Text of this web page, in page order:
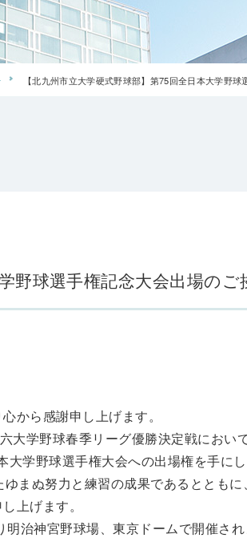
【北九州市立大学硬式野球部】第75回全日本大学野
野球選手権記念大会出場の
から感謝申し上げます。
学野球春季リーグ優勝決定戦におい
学野球選手権大会への出場権を手にし
まぬ努力と練習の成果であるととも
上げます。
治神宮野球場、東京ドームで開催さ